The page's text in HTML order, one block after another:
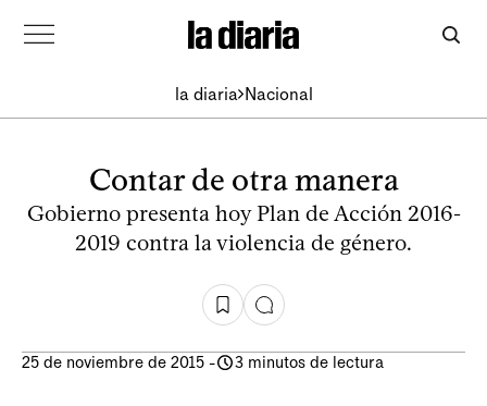
la diaria Nacional
Contar de otra manera
Gobierno presenta hoy Plan de Acción 2016-
2019 contra la violencia de género.
25 de noviembre de 2015 - 3 minutos de lectura